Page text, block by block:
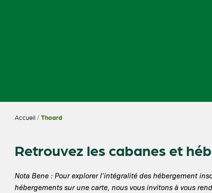
Accueil /Thoard
Retrouvez les cabanes et
Nota Bene : Pour explorer l’intégralité des hébergement
hébergements sur une carte, nous vous invitons à vous